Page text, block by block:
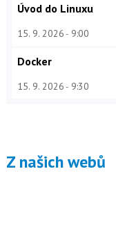
Úvod do Linuxu
15. 9. 2026 9:00
Docker
15. 9. 2026 9:30
Z našich webů